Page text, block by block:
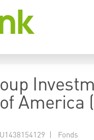
America
| Fonds